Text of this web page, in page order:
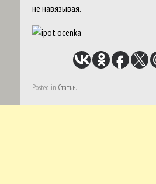
не навязывая.
Posted in Статьи.